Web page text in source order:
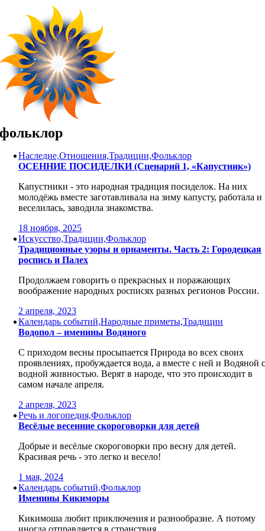
content
фольклор
Наследие,Отношения,Традиции,Фольклор
ОСЕННИЕ ПОСИДЕЛКИ (Сценарий 1, «Капустник»)
Капустники - это народная традиция посиделок. На них
молодёжь вместе заготавливала на зиму капусту, работала и
веселилась, заводила знакомства.
18 ноября, 2025
Искусство,Традиции,Фольклор
Традиционные узоры и орнаменты. Часть 2: Городецкая
роспись и Палех
Продолжаем говорить о прекрасных и поражающих
воображение народных росписях разных регионов России.
2 апреля, 2023
Календарь событий,Народные приметы,Традиции
Водопол – именины Водяного
С приходом весны просыпается Природа во всех своих
проявлениях, пробуждается вода, а вместе с ней и Водяной
водной живностью. Верят в народе, что это происходит в
самом начале апреля.
2 апреля, 2023
Речь и логопедия,Фольклор
Весёлые весенние скороговорки для детей
Добрые и весёлые скороговорки про весну для детей.
Красивая речь - это легко и весело!
1 мая, 2024
Календарь событий,Фольклор
Именины Кикиморы
Кикимоша любит приключения и разнообразие. А потому
иногда отправляется в странствия.